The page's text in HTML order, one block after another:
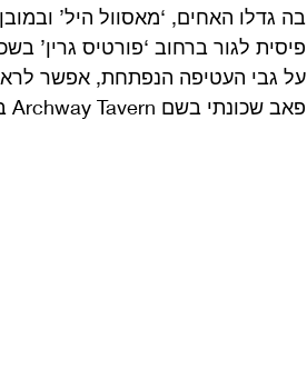
בה גדלו האחים, ‘מאסוול היל’
פיסית לגור ברחוב ‘פורטיס גרין’
על גבי העטיפה הנפתחת, אפשר
פאב שכונתי בשם Archway Tavern בו משפחתם היתה נוהגת לבלות באופן קבוע.